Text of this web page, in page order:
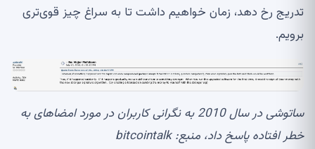
تدریج رخ دهد، زمان خواهیم داشت تا به سراغ چیز قوی‌تری
برویم.
ساتوشی در سال 2010 به نگرانی کاربران در مورد امضاهای به
خطر افتاده پاسخ داد، منبع:bitcointalk